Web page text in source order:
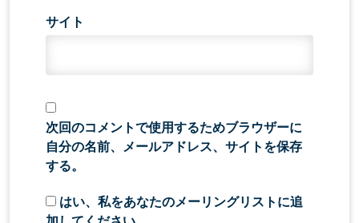
サイト
次回のコメントで使用するためブラウザーに
自分の名前、メールアドレス、サイトを保存
する。
はい、私をあなたのメーリングリストに追